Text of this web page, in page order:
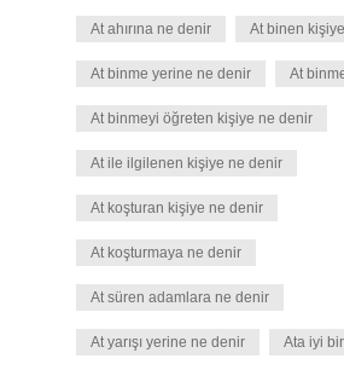
At ahırına ne denir At binen
At binme yerine ne denir At
At binmeyi öğreten kişiye ne denir
At ile ilgilenen kişiye ne denir
At koşturan kişiye ne denir
At koşturmaya ne denir
At süren adamlara ne denir
At yarışı yerine ne denir Ata iyi